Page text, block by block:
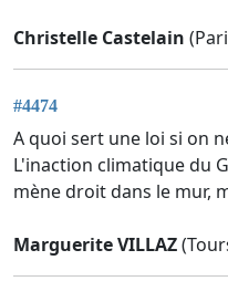
Christelle Castelain
#4474
A quoi sert une loi si on
L'inaction climatique du
mène droit dans le mur,
Marguerite VILLAZ